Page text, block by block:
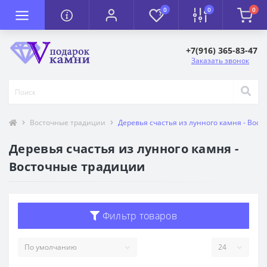
0 0 0
+7(916) 365-83-47
Заказать звонок
Восточные традиции Деревья счастья из лунного камня -
Деревья счастья из лунного камня -
Восточные традиции
Фильтр товаров